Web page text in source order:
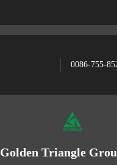
0086-755-
Golden Triangle